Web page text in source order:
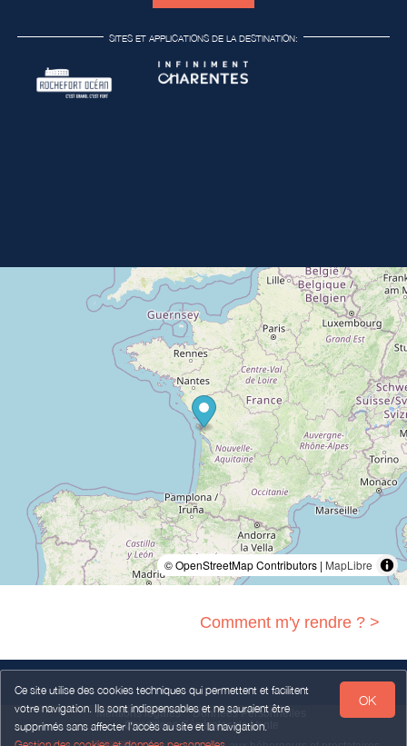
Ce site utilise des cookies techniques qui permettent et facilitent
votre navigation. Ils sont indispensables et ne sauraient être
supprimés sans affecter l’accès au site et la navigation.
OK
SITES ET APPLICATIONS DE LA DESTINATION:
© OpenStreetMap Contributors | MapLibre
Comment m'y rendre ? >
Mentions légales
Données Personnelles
Conditions Générales de Vente